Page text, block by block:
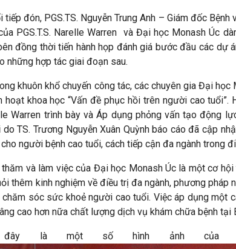
tiếp đón, PGS.TS. Nguyễn Trung Anh – Giám đốc
PGS.T.S. Narelle Warren và Đại học Monash Úc
đồng thời tiến hành họp đánh giá bước đầu các dự
những hợp tác giai đoạn sau.
khuôn khổ chuyến công tác, các chuyên gia Đại
hoạt khoa học “Vấn đề phục hồi trên người cao
Warren trình bày và Áp dụng phỏng vấn tạo động
TS. Trương Nguyễn Xuân Quỳnh báo cáo đã cập
người bệnh cao tuổi, cách tiếp cận đa ngành trong
thăm và làm việc của Đại học Monash Úc là một cơ
thêm kinh nghiệm về điều trị đa ngành, phương pháp
sóc sức khoẻ người cao tuổi. Việc áp dụng một
cao hơn nữa chất lượng dịch vụ khám chữa bệnh tại
đây là một số hình ảnh của